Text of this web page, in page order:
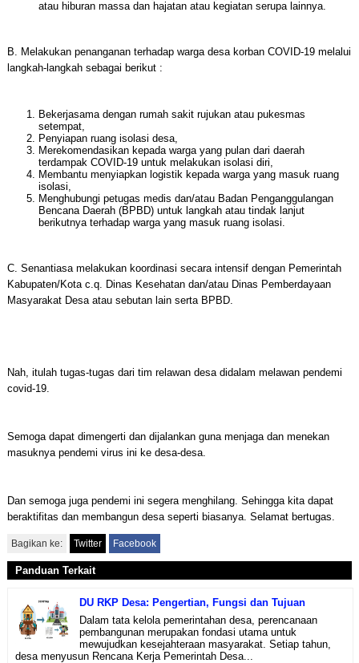
atau hiburan massa dan hajatan atau kegiatan serupa lainnya.
B. Melakukan penanganan terhadap warga desa korban COVID-19 melalui
langkah-langkah sebagai berikut :
Bekerjasama dengan rumah sakit rujukan atau pukesmas
setempat,
Penyiapan ruang isolasi desa,
Merekomendasikan kepada warga yang pulan dari daerah
terdampak COVID-19 untuk melakukan isolasi diri,
Membantu menyiapkan logistik kepada warga yang masuk ruang
isolasi,
Menghubungi petugas medis dan/atau Badan Penganggulangan
Bencana Daerah (BPBD) untuk langkah atau tindak lanjut
berikutnya terhadap warga yang masuk ruang isolasi.
C. Senantiasa melakukan koordinasi secara intensif dengan Pemerintah
Kabupaten/Kota c.q. Dinas Kesehatan dan/atau Dinas Pemberdayaan
Masyarakat Desa atau sebutan lain serta BPBD.
Nah, itulah tugas-tugas dari tim relawan desa didalam melawan pendemi
covid-19.
Semoga dapat dimengerti dan dijalankan guna menjaga dan menekan
masuknya pendemi virus ini ke desa-desa.
Dan semoga juga pendemi ini segera menghilang. Sehingga kita dapat
beraktifitas dan membangun desa seperti biasanya. Selamat bertugas.
Bagikan ke: Twitter Facebook
Panduan Terkait
DU RKP Desa: Pengertian, Fungsi dan Tujuan
Dalam tata kelola pemerintahan desa, perencanaan
pembangunan merupakan fondasi utama untuk
mewujudkan kesejahteraan masyarakat. Setiap tahun,
desa menyusun Rencana Kerja Pemerintah Desa...